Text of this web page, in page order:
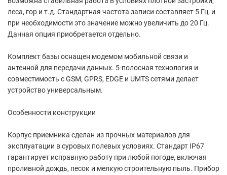
леса, гор и т.д. Стандартная частота записи составляет 5 Гц, и
при необходимости это значение можно увеличить до 20 Гц.
Данная опция приобретается отдельно.
Комплект базы оснащен модемом мобильной связи и
антенной для передачи данных. 5-полосная технология и
совместимость с GSM, GPRS, EDGE и UMTS сетями делает
устройство универсальным.
Особенности конструкции
Корпус приемника сделан из прочных материалов для
эксплуатации в суровых полевых условиях. Стандарт IP67
гарантирует исправную работу при любой погоде, включая
проливной дождь, песок и мелкую строительную пыль. Прибор